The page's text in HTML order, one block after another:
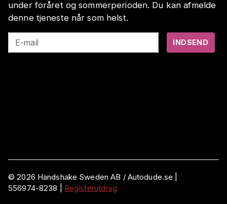
under foråret og sommerperioden. Du kan afmelde
denne tjeneste når som helst.
E-mail INDSEND
©2026 Handshake Sweden AB / Autodude.se |
556974-8238
Registerutdrag